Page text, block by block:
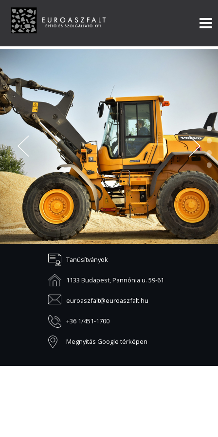
•
•
•
•
Tanúsítványok
1133 Budapest, Pannónia u. 59-61
euroaszfalt@euroaszfalt.hu
+36 1/451-1700
Megnyitás Google térképen